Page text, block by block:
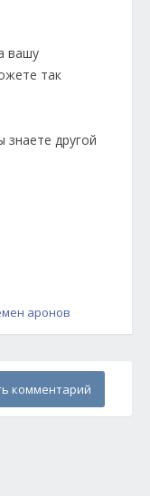
вашу
так
другой
аронов
комментарий